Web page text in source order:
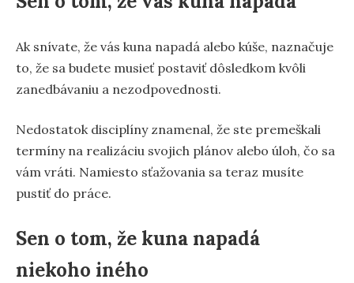
Ak snívate, že vás kuna napadá alebo kúše, naznačuje
to, že sa budete musieť postaviť dôsledkom kvôli
zanedbávaniu a nezodpovednosti.
Nedostatok disciplíny znamenal, že ste premeškali
termíny na realizáciu svojich plánov alebo úloh, čo sa
vám vráti. Namiesto sťažovania sa teraz musíte
pustiť do práce.
Sen o tom, že kuna napadá
niekoho iného